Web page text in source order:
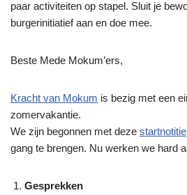
paar activiteiten op stapel. Sluit je
burgerinitiatief aan en doe mee.
Beste Mede Mokum’ers,
Kracht van Mokum is bezig met een
zomervakantie.
We zijn begonnen met deze startnotitie
gang te brengen. Nu werken we hard
Gesprekken